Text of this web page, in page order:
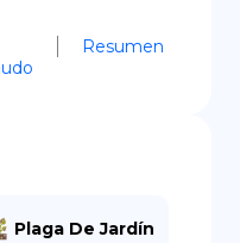
Resumen
Plaga De Jardín